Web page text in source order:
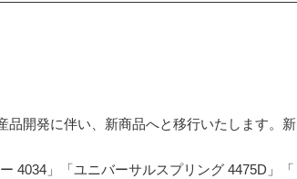
開発に伴い、新商品へと移行いたします。新
4034」「ユニバーサルスプリング 4475D」「